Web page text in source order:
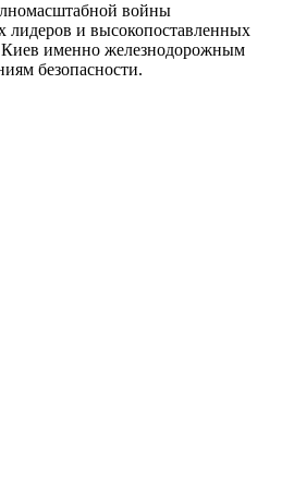
войны
лидеров и высокопоставленных
именно железнодорожным
безопасности.